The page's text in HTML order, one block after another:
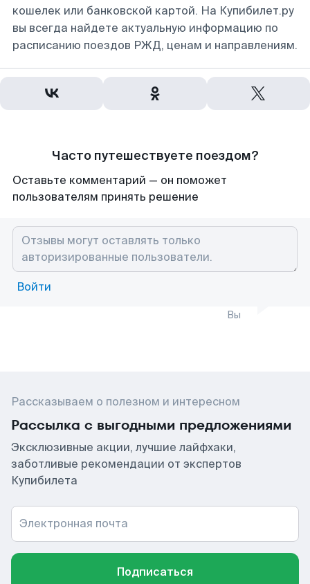
кошелек или банковской картой. На Купибилет.ру
вы всегда найдете актуальную информацию по
расписанию поездов РЖД, ценам и направлениям.
Часто путешествуете поездом?
Оставьте комментарий — он поможет
пользователям принять решение
Войти
Вы
Рассказываем о полезном и интересном
Рассылка с выгодными предложениями
Эксклюзивные акции, лучшие лайфхаки,
заботливые рекомендации от экспертов
Купибилета
Электронная почта
Подписаться